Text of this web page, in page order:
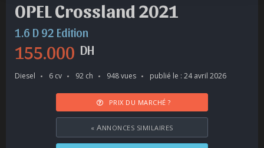
OPEL Crossland 2021
1.6 D 92 Edition
155.000 DH
Diesel 6 cv 92 ch 948 vues publié le : 24 avril 2026
PRIX DU MARCHÉ ?
« ANNONCES SIMILAIRES